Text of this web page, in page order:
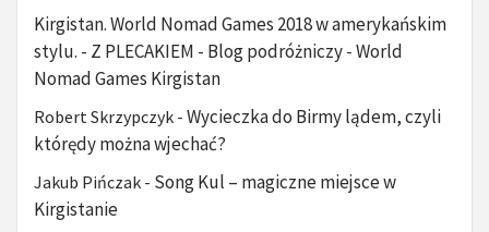
Kirgistan. World Nomad Games 2018 w amerykańskim
stylu. - Z PLECAKIEM - Blog podróżniczy - World
Nomad Games Kirgistan
Robert Skrzypczyk - Wycieczka do Birmy lądem, czyli
którędy można wjechać?
Jakub Pińczak - Song Kul – magiczne miejsce w
Kirgistanie